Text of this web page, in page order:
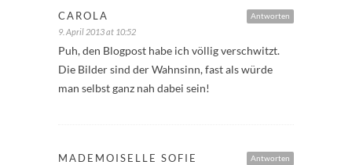
Antworten
CAROLA
9. April 2013 at 10:52
Puh, den Blogpost habe ich völlig verschwitzt.
Die Bilder sind der Wahnsinn, fast als würde
man selbst ganz nah dabei sein!
Antworten
MADEMOISELLE SOFIE